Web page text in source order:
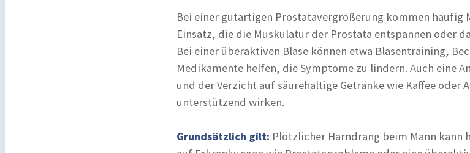
Bei einer gutartigen Prostatavergrößerung kommen häufig
Einsatz, die die Muskulatur der Prostata entspannen oder
Bei einer überaktiven Blase können etwa Blasentraining,
Medikamente helfen, die Symptome zu lindern. Auch eine
und der Verzicht auf säurehaltige Getränke wie Kaffee oder
unterstützend wirken.
Grundsätzlich gilt: Plötzlicher Harndrang beim Mann kann